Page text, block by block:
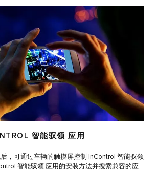
智能驭领 应用
，可通过车辆的触摸屏控制 InControl 智能驭领
智能驭领 应用的安装方法并搜索兼容的应